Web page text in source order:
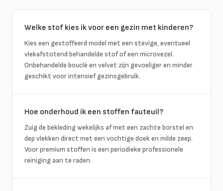
Welke stof kies ik voor een gezin met kinderen?
Kies een gestoffeerd model met een stevige, eventueel
vlekafstotend behandelde stof of een microvezel.
Onbehandelde bouclé en velvet zijn gevoeliger en minder
geschikt voor intensief gezinsgebruik.
Hoe onderhoud ik een stoffen fauteuil?
Zuig de bekleding wekelijks af met een zachte borstel en
dep vlekken direct met een vochtige doek en milde zeep.
Voor premium stoffen is een periodieke professionele
reiniging aan te raden.